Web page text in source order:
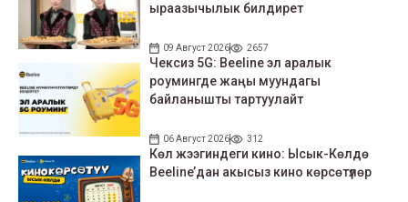
ыраазычылык билдирет
09 Август 2026 2657
Чексиз 5G: Beeline эл аралык
роумингде жаңы муундагы
байланышты тартуулайт
06 Август 2026 312
Көл жээгиндеги кино: Ысык-Көлдө
Beeline’дан акысыз кино көрсөтүлөр